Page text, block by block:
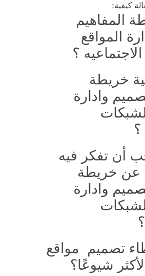
كيفية:
المفاهيم
المواقع
؟
خريطة
وادارة
؟
أن تفكر فيه
عن خريطة
وادارة
تصميم مواقع
شيوعًا؟